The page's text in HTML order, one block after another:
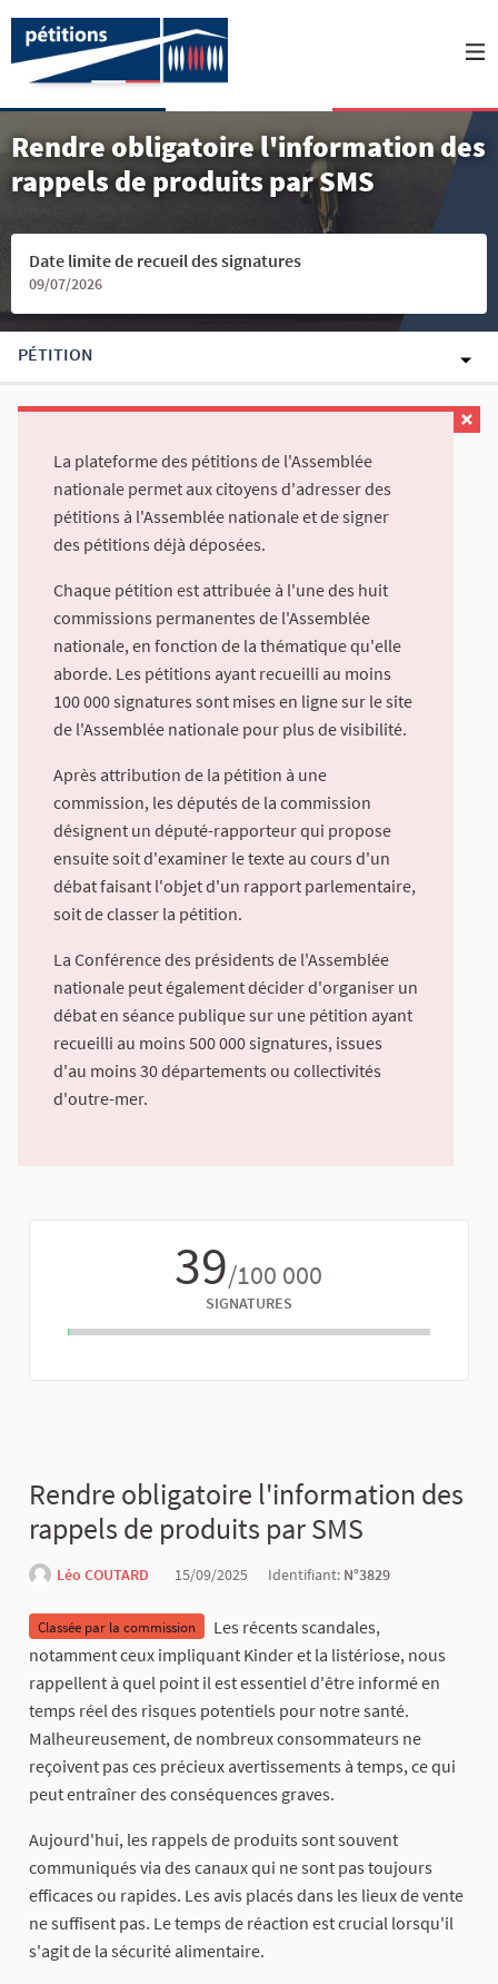
Rendre obligatoire l'information des
rappels de produits par SMS
Date limite de recueil des signatures
09/07/2026
PÉTITION
La plateforme des pétitions de l'Assemblée
nationale permet aux citoyens d'adresser des
pétitions à l'Assemblée nationale et de signer
des pétitions déjà déposées.
Chaque pétition est attribuée à l'une des huit
commissions permanentes de l'Assemblée
nationale, en fonction de la thématique qu'elle
aborde. Les pétitions ayant recueilli au moins
100 000 signatures sont mises en ligne sur le site
de l'Assemblée nationale pour plus de visibilité.
Après attribution de la pétition à une
commission, les députés de la commission
désignent un député-rapporteur qui propose
ensuite soit d'examiner le texte au cours d'un
débat faisant l'objet d'un rapport parlementaire,
soit de classer la pétition.
La Conférence des présidents de l'Assemblée
nationale peut également décider d'organiser un
débat en séance publique sur une pétition ayant
recueilli au moins 500 000 signatures, issues
d'au moins 30 départements ou collectivités
d'outre-mer.
39/100 000
SIGNATURES
Rendre obligatoire l'information des
rappels de produits par SMS
Léo COUTARD 15/09/2025 Identifiant: N°3829
Classée par la commission
Les récents scandales,
notamment ceux impliquant Kinder et la listériose, nous
rappellent à quel point il est essentiel d'être informé en
temps réel des risques potentiels pour notre santé.
Malheureusement, de nombreux consommateurs ne
reçoivent pas ces précieux avertissements à temps, ce qui
peut entraîner des conséquences graves.
Aujourd'hui, les rappels de produits sont souvent
communiqués via des canaux qui ne sont pas toujours
efficaces ou rapides. Les avis placés dans les lieux de vente
ne suffisent pas. Le temps de réaction est crucial lorsqu'il
s'agit de la sécurité alimentaire.